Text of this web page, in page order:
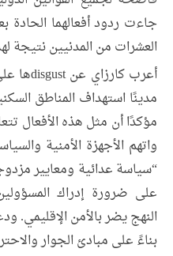
جاءت ردود أفعالهما الحادة
العشرات من المدنيين نتيجة
مدينًا استهداف المناطق
مؤكدًا أن مثل هذه الأفعال
واتهم الأجهزة الأمنية
“سياسة عدائية ومعايير
على ضرورة إدراك
النهج يضر بالأمن الإقليمي.
بناءً على مبادئ الجوار